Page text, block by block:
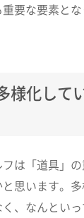
要な要素と
様化して
は「道具」
思います。
、なんとい